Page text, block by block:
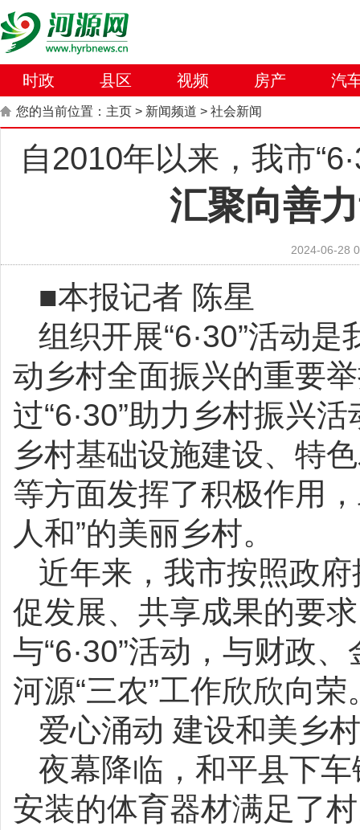
时政 县区 视频 房产 汽
您的当前位置： 主页 > 新闻频道 > 社会新闻
自2010年以来，我市
汇聚向善
2024-06-28
■本报记者 陈星
组织开展“6·30”活动
动乡村全面振兴的重要
过“6·30”助力乡村振兴
乡村基础设施建设、特
等方面发挥了积极作用
人和”的美丽乡村。
近年来，我市按照政
促发展、共享成果的要
与“6·30”活动，与财政
河源“三农”工作欣欣向荣
爱心涌动 建设和美乡村
夜幕降临，和平县下
安装的体育器材满足了